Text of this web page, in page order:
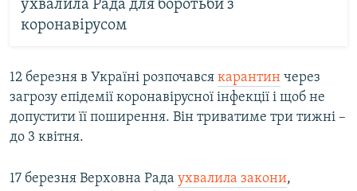
ухвалила Рада для боротьби з
коронавірусом
12 березня в Україні розпочався карантин через
загрозу епідемії коронавірусної інфекції і щоб не
допустити її поширення. Він триватиме три тижні –
до 3 квітня.
17 березня Верховна Рада ухвалила закони,